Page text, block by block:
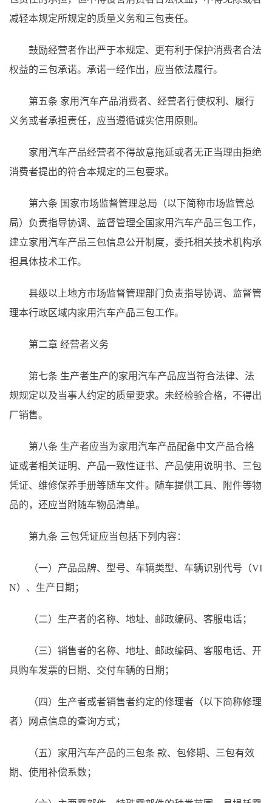
减轻本规定所规定的质量义务和三包责任。
鼓励经营者作出严于本规定、更有利于保护消费者合法
权益的三包承诺。承诺一经作出，应当依法履行。
第五条 家用汽车产品消费者、经营者行使权利、履行
义务或者承担责任，应当遵循诚实信用原则。
家用汽车产品经营者不得故意拖延或者无正当理由拒绝
消费者提出的符合本规定的三包要求。
第六条 国家市场监督管理总局（以下简称市场监管总
局）负责指导协调、监督管理全国家用汽车产品三包工作，
建立家用汽车产品三包信息公开制度，委托相关技术机构承
担具体技术工作。
县级以上地方市场监督管理部门负责指导协调、监督管
理本行政区域内家用汽车产品三包工作。
第二章 经营者义务
第七条 生产者生产的家用汽车产品应当符合法律、法
规规定以及当事人约定的质量要求。未经检验合格，不得出
厂销售。
第八条 生产者应当为家用汽车产品配备中文产品合格
证或者相关证明、产品一致性证书、产品使用说明书、三包
凭证、维修保养手册等随车文件。随车提供工具、附件等物
品的，还应当附随车物品清单。
第九条 三包凭证应当包括下列内容：
（一）产品品牌、型号、车辆类型、车辆识别代号（VI
N）、生产日期；
（二）生产者的名称、地址、邮政编码、客服电话；
（三）销售者的名称、地址、邮政编码、客服电话、开
具购车发票的日期、交付车辆的日期；
（四）生产者或者销售者约定的修理者（以下简称修理
者）网点信息的查询方式；
（五）家用汽车产品的三包条 款、包修期、三包有效
期、使用补偿系数；